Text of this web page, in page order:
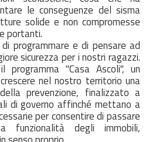
le conseguenze del sisma
solide e non compromesse
portanti.
programmare e di pensare ad
sicurezza per i nostri ragazzi.
programma "Casa Ascoli", un
nel nostro territorio una
prevenzione, finalizzato a
di governo affinché mettano a
per consentire di passare
funzionalità degli immobili,